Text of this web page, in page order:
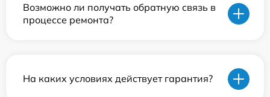
Возможно ли получать обратную связь в
процессе ремонта?
На каких условиях действует гарантия?